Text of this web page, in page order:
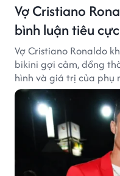
Vợ Cristiano
bình luận tiêu
Vợ Cristiano Ronaldo
bikini gợi cảm, đồng
hình và giá trị của phụ